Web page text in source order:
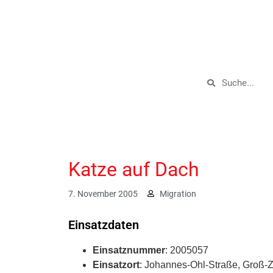
Katze auf Dach
7. November 2005 Migration
Einsatzdaten
Einsatznummer: 2005057
Einsatzort: Johannes-Ohl-Straße, Groß-